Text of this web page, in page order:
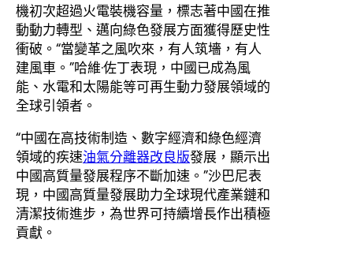
機初次超過火電裝機容量，標志著中國在推
動動力轉型、邁向綠色發展方面獲得歷史性
衝破。“當變革之風吹來，有人筑墻，有人
建風車。”哈維·佐丁表現，中國已成為風
能、水電和太陽能等可再生動力發展領域的
全球引領者。
“中國在高技術制造、數字經濟和綠色經濟
領域的疾速油氣分離器改良版發展，顯示出
中國高質量發展程序不斷加速。”沙巴尼表
現，中國高質量發展助力全球現代產業鏈和
清潔技術進步，為世界可持續增長作出積極
貢獻。